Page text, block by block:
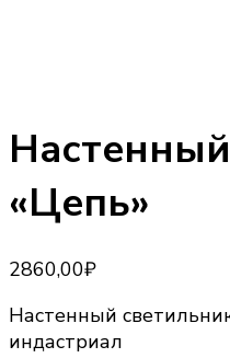
«Цепь»
2860,00₽
Настенный
индастриал